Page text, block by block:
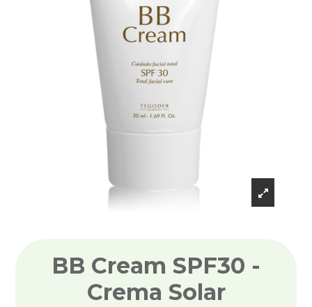
BB Cream SPF30 -
Crema Solar